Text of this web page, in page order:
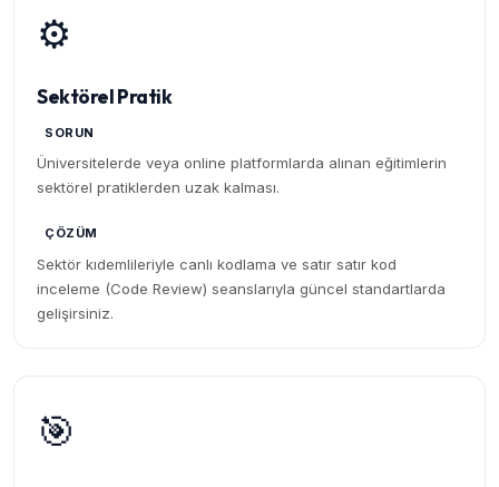
⚙️
Sektörel Pratik
SORUN
Üniversitelerde veya online platformlarda alınan eğitimlerin
sektörel pratiklerden uzak kalması.
ÇÖZÜM
Sektör kıdemlileriyle canlı kodlama ve satır satır kod
inceleme (Code Review) seanslarıyla güncel standartlarda
gelişirsiniz.
🎯